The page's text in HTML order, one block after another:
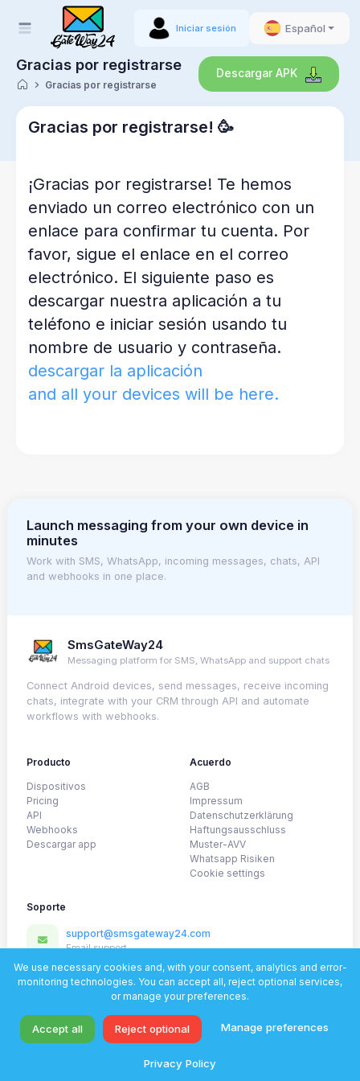
Iniciar sesión Español
Gracias por registrarse
Gracias por registrarse
Descargar APK
Gracias por registrarse! 🥳
¡Gracias por registrarse! Te hemos
enviado un correo electrónico con un
enlace para confirmar tu cuenta. Por
favor, sigue el enlace en el correo
electrónico. El siguiente paso es
descargar nuestra aplicación a tu
teléfono e iniciar sesión usando tu
nombre de usuario y contraseña.
descargar la aplicación
and all your devices will be here.
Launch messaging from your own device in
minutes
Work with SMS, WhatsApp, incoming messages, chats, API
and webhooks in one place.
SmsGateWay24
Messaging platform for SMS, WhatsApp and support chats
Connect Android devices, send messages, receive incoming
chats, integrate with your CRM through API and automate
workflows with webhooks.
Producto
Dispositivos
Pricing
API
Webhooks
Descargar app
Acuerdo
AGB
Impressum
Datenschutzerklärung
Haftungsausschluss
Muster-AVV
Whatsapp Risiken
Cookie settings
Soporte
support@smsgateway24.com
Email support
@SmsGateway24_official
Telegram
WhatsApp
© 2026 SmsGateWay24. All rights reserved.
Soporte
We use necessary cookies and, with your consent, analytics and error-
monitoring technologies. You can accept all, reject optional services,
or manage your preferences.
Accept all Reject optional Manage preferences
Privacy Policy